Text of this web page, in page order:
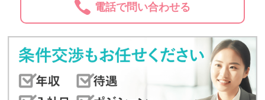
電話で問い合わせる